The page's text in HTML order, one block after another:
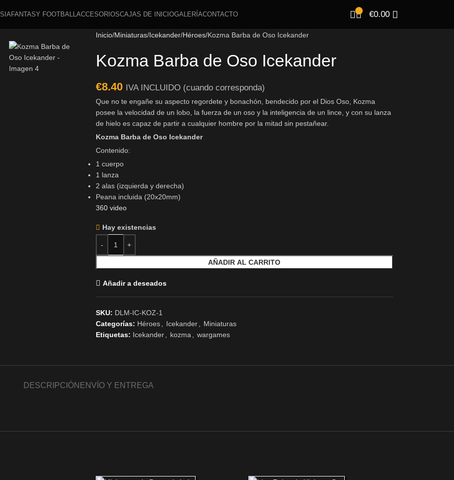
FANTASY FOOTBALLACCESORIOSCAJAS DE INICIOGALERÍACONTACTO €0.00
Inicio Miniaturas Icekander Héroes Kozma Barba de Oso Icekander
Kozma Barba de Oso Icekander
€8.40 IVA INCLUIDO (cuando corresponda)
Que no te engañe su aspecto regordete y bonachón, bendecido por el Dios Oso, Kozma
posee la velocidad de un lobo, la fuerza de un oso y la inteligencia de un lince, y con su lanza
de hielo es capaz de partir a cualquier hombre por la mitad sin pestañear.
Kozma Barba de Oso Icekander
Contenido:
1 cuerpo
1 lanza
2 alas (izquierda y derecha)
Peana incluida (20x20mm)
360 video
Hay existencias
AÑADIR AL CARRITO
Añadir a deseados
SKU: DLM-IC-KOZ-1
Categorías: Héroes Icekander
Miniaturas
Etiquetas: Icekander kozma wargames
DESCRIPCIÓN ENVÍO Y ENTREGA